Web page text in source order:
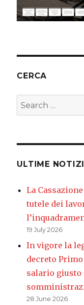
CERCA
Search
for:
ULTIME
La
tutele dei
19 July 2026
In vigore la
decreto
salario giusto
28 June 2026